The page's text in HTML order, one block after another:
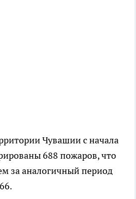
Чувашии с начала
688 пожаров, что
за аналогичный период